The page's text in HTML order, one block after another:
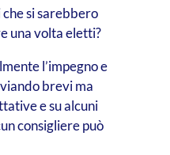
si sarebbero
una volta eletti?
l’impegno e
brevi ma
e su alcuni
consigliere può